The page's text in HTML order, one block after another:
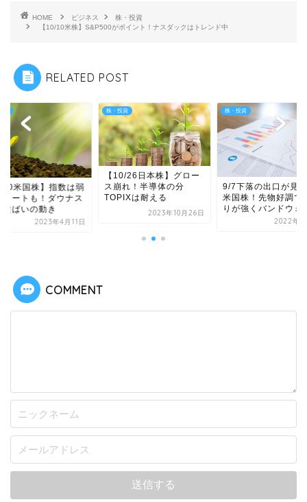
HOME ビジネス
株・投資
【10/10米株】S&P500がポイント！ナスダックはトレンド中
RELATED POST
10米国株】指数は弱
タートも！ダウナス
横ばいの動き
2023年4月11日
株・投資
【10/26日本株】グロー
ス崩れ！半導体の分
TOPIXは耐える
2023年10月26日
株・投資
9/7下落の出口が見
米国株！先物好調で
りが強くバンドウォ
2022年9
COMMENT